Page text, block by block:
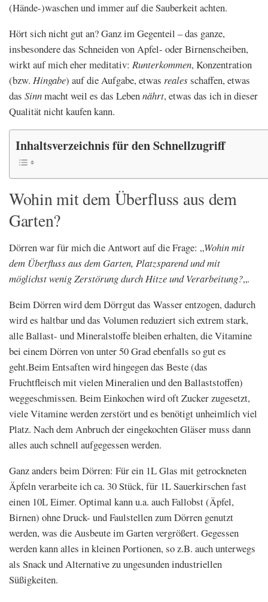
(Hände-)waschen und immer auf die Sauberkeit achten.
Hört sich nicht gut an? Ganz im Gegenteil – das ganze,
insbesondere das Schneiden von Apfel- oder Birnenscheiben,
wirkt auf mich eher meditativ: Runterkommen, Konzentration
(bzw. Hingabe) auf die Aufgabe, etwas reales schaffen, etwas
das Sinnmacht weil es das Lebennährt, etwas das ich in dieser
Qualität nicht kaufen kann.
Inhaltsverzeichnis für den Schnellzugriff
Wohin mit dem Überfluss aus dem
Garten?
Dörren war für mich die Antwort auf die Frage: „Wohin mit
dem Überfluss aus dem Garten, Platzsparend und mit
möglichst wenig Zerstörung durch Hitze und Verarbeitung?„.
Beim Dörren wird dem Dörrgut das Wasser entzogen, dadurch
wird es haltbar und das Volumen reduziert sich extrem stark,
alle Ballast- und Mineralstoffe bleiben erhalten, die Vitamine
bei einem Dörren von unter 50 Grad ebenfalls so gut es
geht.Beim Entsaften wird hingegen das Beste (das
Fruchtfleisch mit vielen Mineralien und den Ballaststoffen)
weggeschmissen. Beim Einkochen wird oft Zucker zugesetzt,
viele Vitamine werden zerstört und es benötigt unheimlich viel
Platz. Nach dem Anbruch der eingekochten Gläser muss dann
alles auch schnell aufgegessen werden.
Ganz anders beim Dörren: Für ein 1L Glas mit getrockneten
Äpfeln verarbeite ich ca. 30 Stück, für 1L Sauerkirschen fast
einen 10L Eimer. Optimal kann u.a. auch Fallobst (Äpfel,
Birnen) ohne Druck- und Faulstellen zum Dörren genutzt
werden, was die Ausbeute im Garten vergrößert. Gegessen
werden kann alles in kleinen Portionen, so z.B. auch unterwegs
als Snack und Alternative zu ungesunden industriellen
Süßigkeiten.